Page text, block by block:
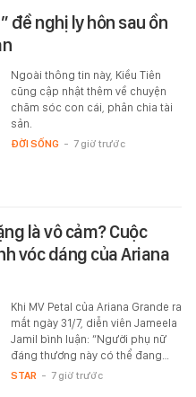
đề nghị ly hôn sau ồn
Ngoài thông tin này, Kiều Tiên
cũng cập nhật thêm về chuyện
chăm sóc con cái, phân chia tài
sản.
ĐỜI SỐNG - 7 giờ trước
là vô cảm? Cuộc
vóc dáng của Ariana
Khi MV Petal của Ariana Grande ra
mắt ngày 31/7, diễn viên Jameela
Jamil bình luận: “Người phụ nữ
đáng thương này có thể đang…
STAR - 7 giờ trước